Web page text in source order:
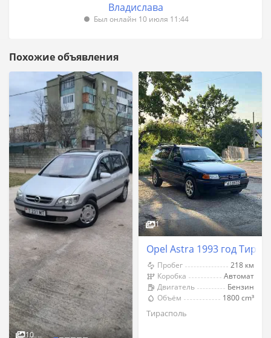
Владислава
Был онлайн 10 июля 11:44
Похожие объявления
10
1
Opel Astra 1993 год
Пробег
218 км
Коробка
Автомат
Двигатель
Бензин
Объём
1800 cm³
Тирасполь